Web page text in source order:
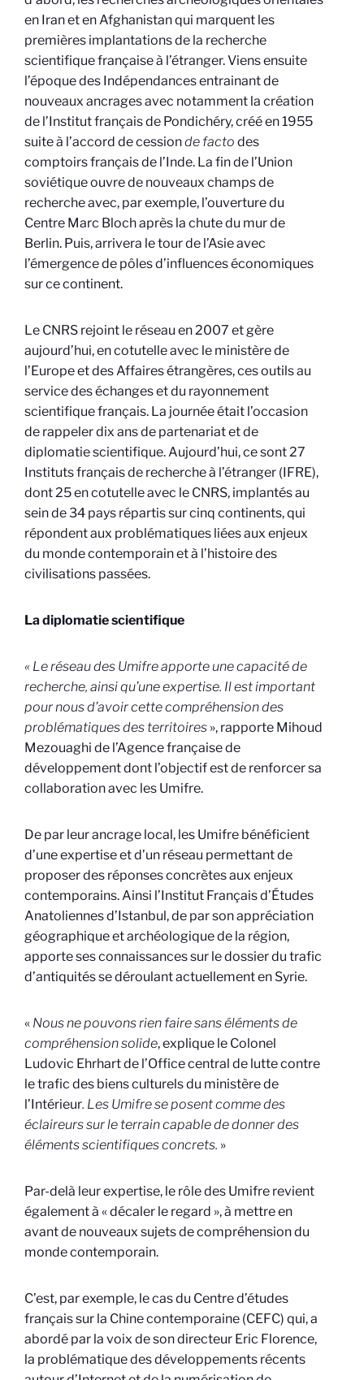
en Iran et en Afghanistan qui marquent les
premières implantations de la recherche
scientifique française à l’étranger. Viens ensuite
l’époque des Indépendances entrainant de
nouveaux ancrages avec notamment la création
de l’Institut français de Pondichéry, créé en 1955
suite à l’accord de cessionde facto des
comptoirs français de l’Inde. La fin de l’Union
soviétique ouvre de nouveaux champs de
recherche avec, par exemple, l’ouverture du
Centre Marc Bloch après la chute du mur de
Berlin. Puis, arrivera le tour de l’Asie avec
l’émergence de pôles d’influences économiques
sur ce continent.
Le CNRS rejoint le réseau en 2007 et gère
aujourd’hui, en cotutelle avec le ministère de
l’Europe et des Affaires étrangères, ces outils au
service des échanges et du rayonnement
scientifique français. La journée était l’occasion
de rappeler dix ans de partenariat et de
diplomatie scientifique. Aujourd’hui, ce sont 27
Instituts français de recherche à l’étranger (IFRE),
dont 25 en cotutelle avec le CNRS, implantés au
sein de 34 pays répartis sur cinq continents, qui
répondent aux problématiques liées aux enjeux
du monde contemporain et à l’histoire des
civilisations passées.
La diplomatie scientifique
« Le réseau des Umifre apporte une capacité de
recherche, ainsi qu’une expertise. Il est important
pour nous d’avoir cette compréhension des
problématiques des territoires », rapporte Mihoud
Mezouaghi de l’Agence française de
développement dont l’objectif est de renforcer sa
collaboration avec les Umifre.
De par leur ancrage local, les Umifre bénéficient
d’une expertise et d’un réseau permettant de
proposer des réponses concrètes aux enjeux
contemporains. Ainsi l’Institut Français d’Études
Anatoliennes d’Istanbul, de par son appréciation
géographique et archéologique de la région,
apporte ses connaissances sur le dossier du trafic
d’antiquités se déroulant actuellement en Syrie.
« Nous ne pouvons rien faire sans éléments de
compréhension solide, explique le Colonel
Ludovic Ehrhart de l’Office central de lutte contre
le trafic des biens culturels du ministère de
l’Intérieur. Les Umifre se posent comme des
éclaireurs sur le terrain capable de donner des
éléments scientifiques concrets. »
Par-delà leur expertise, le rôle des Umifre revient
également à « décaler le regard », à mettre en
avant de nouveaux sujets de compréhension du
monde contemporain.
C’est, par exemple, le cas du Centre d’études
français sur la Chine contemporaine (CEFC) qui, a
abordé par la voix de son directeur Eric Florence,
la problématique des développements récents